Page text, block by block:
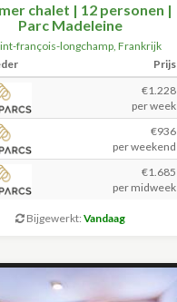
chalet | 12 personen |
Parc Madeleine
françois-longchamp,Frankrijk
Prijs
€1.228
per week
€936
per weekend
€1.685
per midweek
Bijgewerkt:Vandaag